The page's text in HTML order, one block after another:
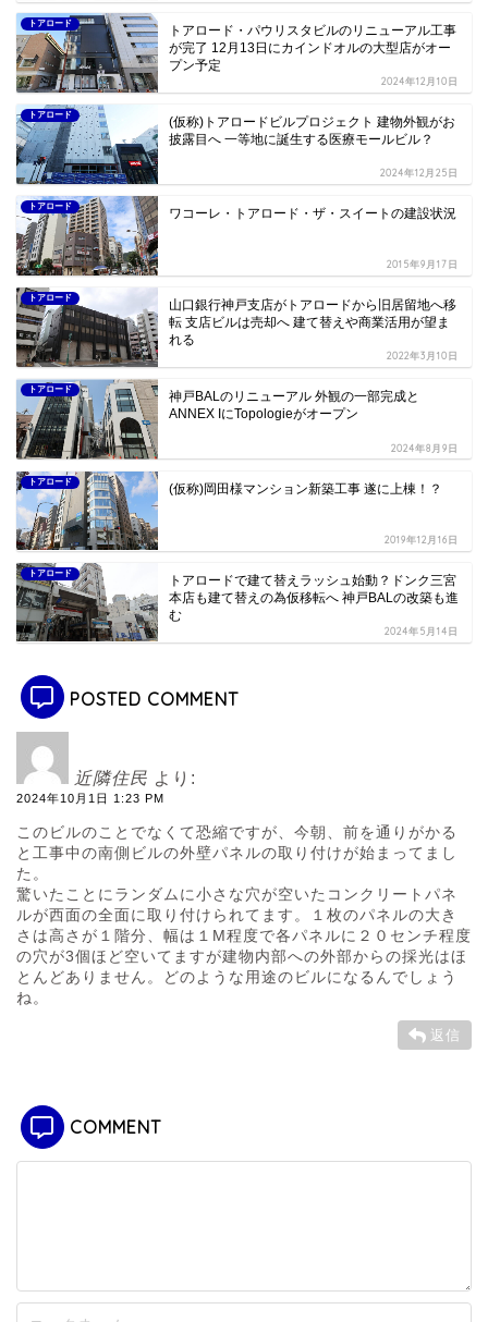
トアロード
トアロード・パウリスタビルのリニューアル工事
が完了 12月13日にカインドオルの大型店がオー
プン予定
2024年12月10日
トアロード
(仮称)トアロードビルプロジェクト 建物外観がお
披露目へ 一等地に誕生する医療モールビル？
2024年12月25日
トアロード ワコーレ・トアロード・ザ・スイートの建設状況
2015年9月17日
トアロード
山口銀行神戸支店がトアロードから旧居留地へ移
転 支店ビルは売却へ 建て替えや商業活用が望ま
れる
2022年3月10日
トアロード
神戸BALのリニューアル 外観の一部完成と
ANNEX IにTopologieがオープン
2024年8月9日
トアロード (仮称)岡田様マンション新築工事 遂に上棟！？
2019年12月16日
トアロード
トアロードで建て替えラッシュ始動？ドンク三宮
本店も建て替えの為仮移転へ 神戸BALの改築も進
む
2024年5月14日
POSTED COMMENT
近隣住民 より:
2024年10月1日 1:23 PM
このビルのことでなくて恐縮ですが、今朝、前を通りがかる
と工事中の南側ビルの外壁パネルの取り付けが始まってまし
た。
驚いたことにランダムに小さな穴が空いたコンクリートパネ
ルが西面の全面に取り付けられてます。１枚のパネルの大き
さは高さが１階分、幅は１M程度で各パネルに２０センチ程度
の穴が3個ほど空いてますが建物内部への外部からの採光はほ
とんどありません。どのような用途のビルになるんでしょう
ね。
返信
COMMENT